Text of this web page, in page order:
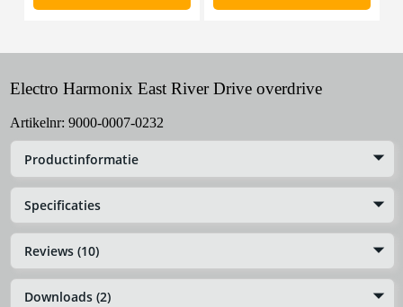
Electro Harmonix East River Drive overdrive
Artikelnr: 9000-0007-0232
Productinformatie
Specificaties
Reviews (10)
Downloads (2)